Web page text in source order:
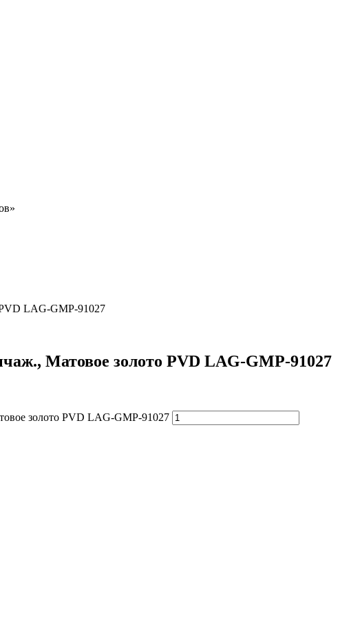
LAG-GMP-91027
Матовое золото PVD LAG-GMP-91027
золото PVD LAG-GMP-91027